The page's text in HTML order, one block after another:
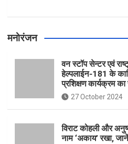
मनोरंजन
वन स्टॉप सेन्टर एवं
हेल्पलाईन-181 के
प्रशिक्षण कार्यक्रम
27 October 2024
विराट कोहली और
नाम ‘अकाय’ रखा,